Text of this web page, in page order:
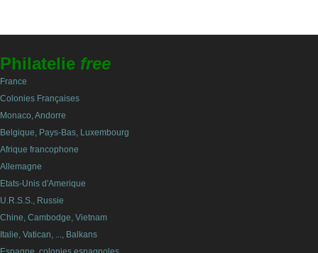
Philatelie free
France
Colonies Françaises
Monaco, Andorre
Belgique, Pays-Bas, Luxembourg
Afrique francophone
Allemagne
Etats-Unis d'Amerique
U.R.S.S., Russie
Chine, Cambodge, Vietnam
Italie, Vatican, ..., Balkans